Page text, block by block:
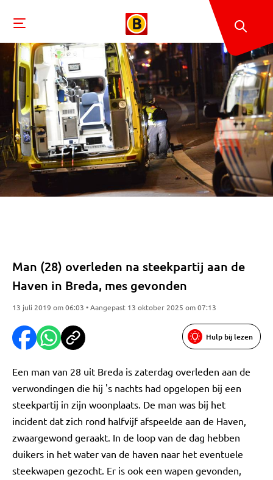
Man (28) overleden na steekpartij aan de
Haven in Breda, mes gevonden
13 juli 2019 om 06:03 • Aangepast 13 oktober 2025 om 07:13
Hulp bij lezen
Een man van 28 uit Breda is zaterdag overleden aan de
verwondingen die hij 's nachts had opgelopen bij een
steekpartij in zijn woonplaats. De man was bij het
incident dat zich rond halfvijf afspeelde aan de Haven,
zwaargewond geraakt. In de loop van de dag hebben
duikers in het water van de haven naar het eventuele
steekwapen gezocht. Er is ook een wapen gevonden,